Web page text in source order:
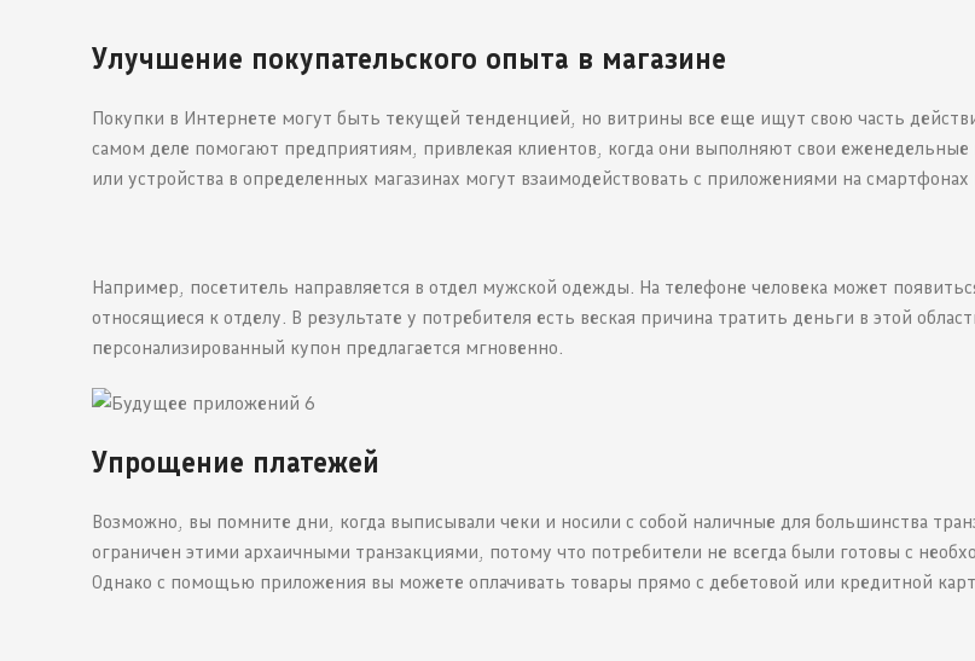
Улучшение покупательского опыта в магазине
Покупки в Интернете могут быть текущей тенденцией, но витрины все еще ищут свою часть
самом деле помогают предприятиям, привлекая клиентов, когда они выполняют свои еженедельные
или устройства в определенных магазинах могут взаимодействовать с приложениями на смартфонах
Например, посетитель направляется в отдел мужской одежды. На телефоне человека может
относящиеся к отделу. В результате у потребителя есть веская причина тратить деньги в этой
персонализированный купон предлагается мгновенно.
Упрощение платежей
Возможно, вы помните дни, когда выписывали чеки и носили с собой наличные для большинства
ограничен этими архаичными транзакциями, потому что потребители не всегда были готовы с
Однако с помощью приложения вы можете оплачивать товары прямо с дебетовой или кредитной